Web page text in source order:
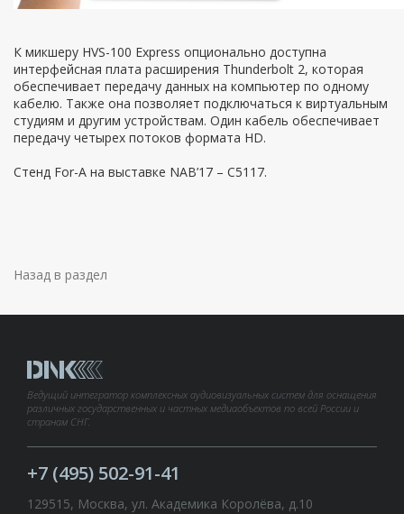
К микшеру HVS-100 Express опционально доступна
интерфейсная плата расширения Thunderbolt 2, которая
обеспечивает передачу данных на компьютер по одному
кабелю. Также она позволяет подключаться к виртуальным
студиям и другим устройствам. Один кабель обеспечивает
передачу четырех потоков формата HD.
Стенд For-A на выставке NAB’17 – С5117.
Назад в раздел
Ведущий интегратор комплексных аудиовизуальных систем для оснащения
различных государственных и частных медиаобъектов по всей России и
странам СНГ.
+7 (495) 502-91-41
129515, Москва, ул. Академика Королёва, д.10